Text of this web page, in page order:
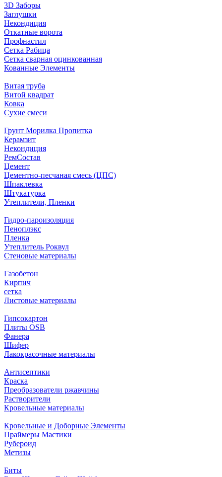
3D Заборы
Заглушки
Некондиция
Откатные ворота
Профнастил
Сетка Рабица
Сетка сварная оцинкованная
Кованные Элементы
Витая труба
Витой квадрат
Ковка
Сухие смеси
Грунт Морилка Пропитка
Керамзит
Некондиция
РемСостав
Цемент
Цементно-песчаная смесь (ЦПС)
Шпаклевка
Штукатурка
Утеплители, Пленки
Гидро-пароизоляция
Пеноплэкс
Пленка
Утеплитель Роквул
Стеновые материалы
Газобетон
Кирпич
сетка
Листовые материалы
Гипсокартон
Плиты ОSB
Фанера
Шифер
Лакокрасочные материалы
Антисептики
Краска
Преобразователи ржавчины
Растворители
Кровельные материалы
Кровельные и Доборные Элементы
Праймеры Мастики
Рубероид
Метизы
Биты